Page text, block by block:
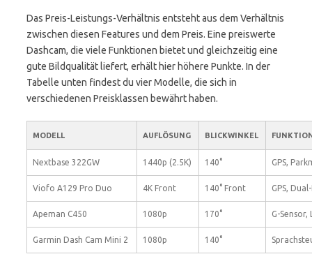
Das Preis-Leistungs-Verhältnis entsteht aus dem Verhältnis
zwischen diesen Features und dem Preis. Eine preiswerte
Dashcam, die viele Funktionen bietet und gleichzeitig eine
gute Bildqualität liefert, erhält hier höhere Punkte. In der
Tabelle unten findest du vier Modelle, die sich in
verschiedenen Preisklassen bewährt haben.
MODELL AUFLÖSUNG BLICKWINKEL
Nextbase 322GW 1440p (2.5K) 140° GPS,
Viofo A129 Pro Duo 4K Front 140° Front GPS,
Apeman C450 1080p 170° G-
Garmin Dash Cam Mini 2 1080p 140°